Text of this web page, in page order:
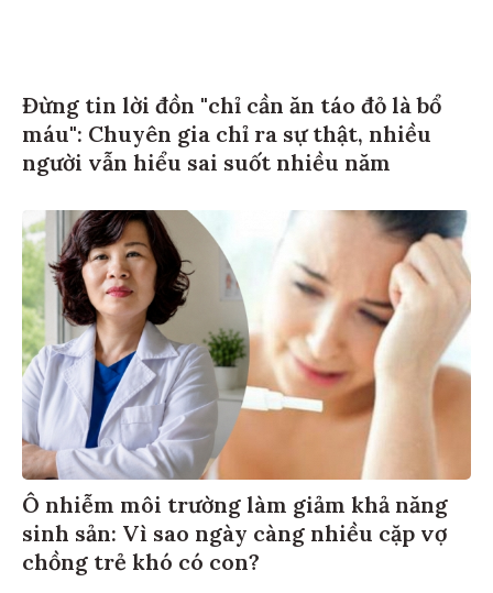
Đừng tin lời đồn "chỉ cần ăn táo đỏ là bổ
máu": Chuyên gia chỉ ra sự thật, nhiều
người vẫn hiểu sai suốt nhiều năm
Ô nhiễm môi trường làm giảm khả năng
sinh sản: Vì sao ngày càng nhiều cặp vợ
chồng trẻ khó có con?